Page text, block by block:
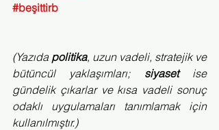
#beşittirb
(Yazıda politika, uzun vadeli, stratejik ve
bütüncül yaklaşımları; siyaset ise
gündelik çıkarlar ve kısa vadeli sonuç
odaklı uygulamaları tanımlamak için
kullanılmıştır.)